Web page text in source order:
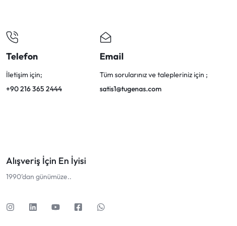
Telefon
İletişim için;
+90 216 365 2444
Email
Tüm sorularınız ve talepleriniz için ;
satis1@tugenas.com
Alışveriş İçin En İyisi
1990’dan günümüze..